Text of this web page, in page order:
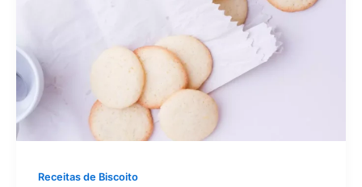
Receitas de Biscoito